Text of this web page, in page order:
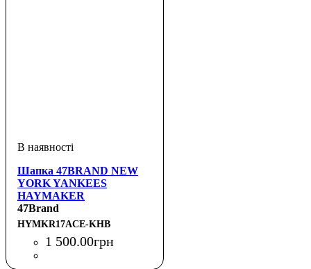
Шапка 47BRAND NEW
YORK YANKEES
HAYMAKER
47Brand
HYMKR17ACE-KHB
1 500.00грн